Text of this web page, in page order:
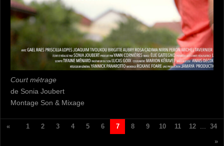
Court métrage
de Sonia Joubert
Montage Son & Mixage
« 1 2 3 4 5 6 7 8 9 10 11 12
34
»